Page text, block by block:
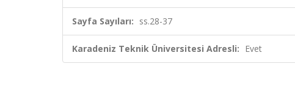
Sayfa Sayıları: ss.28-37
Karadeniz Teknik Üniversitesi Adresli: Evet